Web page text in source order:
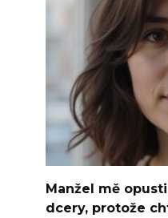
Manžel mě
dcery, protože